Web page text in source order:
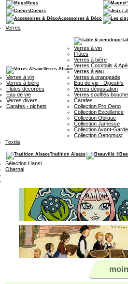
Mugs
Coeurs
Accessoires & Déco
Verres
Verres Alsace
Verres à vin
Verres à bière
Flûtes décorées
Eau de vie
Verres divers
Carafes - pichets
Verres à vin
Flûtes
Verres à bière
Verres Cocktails &
Verres à eau
Verres à orangeade
Eau de vie - Digestifs
Verres dégustation
Verres soufflés bouche
Carafes
Collection Pro Oeno
Collection Excellence
Collection Oblique
Collection Jamesse
Collection Avant-Garde
Collection Oenomust
Textile
Tradition Alsace
Sélection Hansi
Obernai